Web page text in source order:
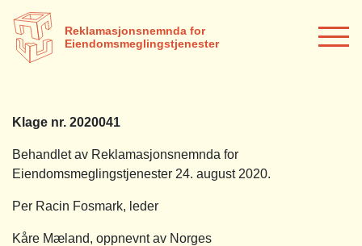
Reklamasjonsnemnda for
Eiendomsmeglingstjenester
Klage nr. 2020041
Behandlet av Reklamasjonsnemnda for
Eiendomsmeglingstjenester 24. august 2020.
Per Racin Fosmark, leder
Kåre Mæland, oppnevnt av Norges